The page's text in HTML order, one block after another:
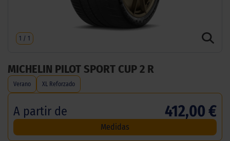
1 / 1
MICHELIN PILOT SPORT CUP 2 R
Verano XL Reforzado
A partir de 412,00 €
Medidas